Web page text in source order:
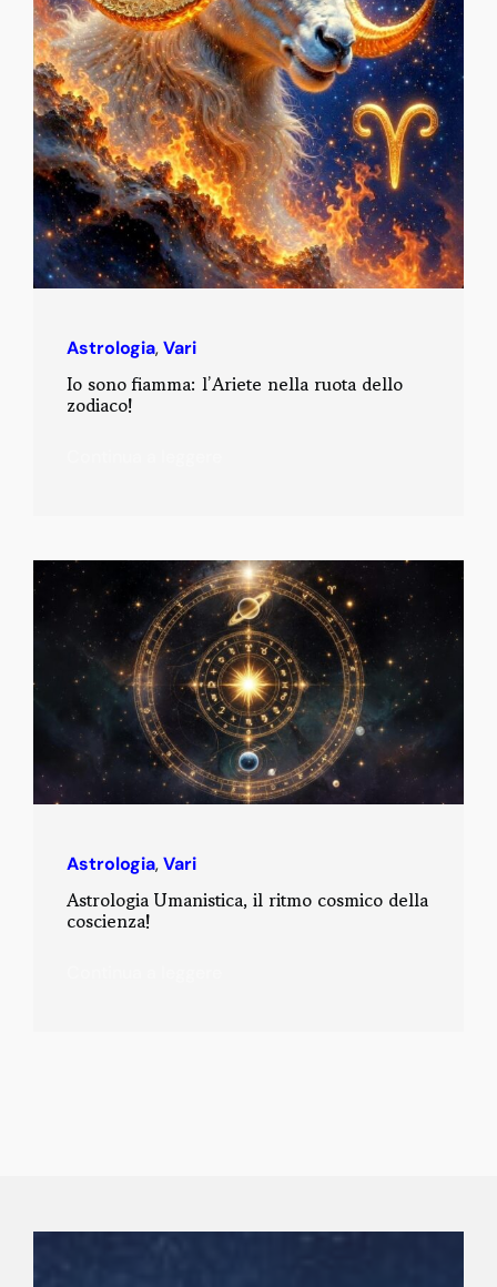
Astrologia,Vari
Io sono fiamma: l’Ariete nella ruota dello
zodiaco!
Astrologia,Vari
Astrologia Umanistica, il ritmo cosmico della
coscienza!